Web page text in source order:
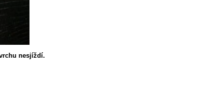
nesjíždí.